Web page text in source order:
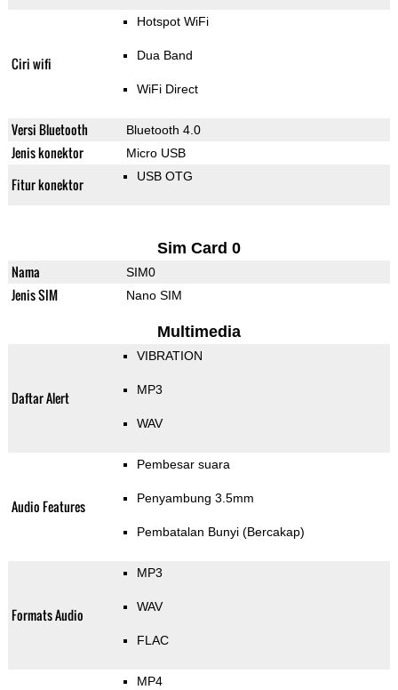
Ciri wifi
Hotspot WiFi
Dua Band
WiFi Direct
Versi Bluetooth Bluetooth 4.0
Jenis konektor Micro USB
Fitur konektor USB OTG
Sim Card 0
Nama SIM0
Jenis SIM Nano SIM
Multimedia
Daftar Alert
VIBRATION
MP3
WAV
Audio Features
Pembesar suara
Penyambung 3.5mm
Pembatalan Bunyi (Bercakap)
Formats Audio
MP3
WAV
FLAC
MP4